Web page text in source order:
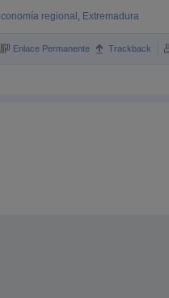
regional , Extremadura
Enlace Permanente Trackback